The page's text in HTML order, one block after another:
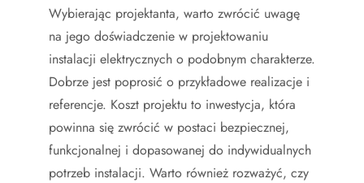
Wybierając projektanta, warto zwrócić uwagę
na jego doświadczenie w projektowaniu
instalacji elektrycznych o podobnym charakterze.
Dobrze jest poprosić o przykładowe realizacje i
referencje. Koszt projektu to inwestycja, która
powinna się zwrócić w postaci bezpiecznej,
funkcjonalnej i dopasowanej do indywidualnych
potrzeb instalacji. Warto również rozważyć, czy